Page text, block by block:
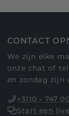
CONTACT
We zijn elke
onze chat of
en zondag zijn
+3110 - 747
Start een